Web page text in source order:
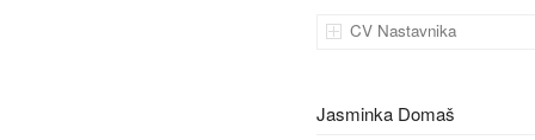
CV Nastavnika
Jasminka Domaš